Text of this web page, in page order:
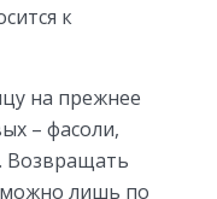
к
на прежнее
– фасоли,
Возвращать
можно лишь по